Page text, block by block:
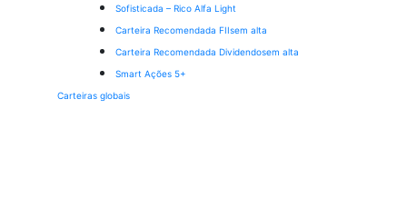
Sofisticada – Rico Alfa Light
Carteira Recomendada FIIsem alta
Carteira Recomendada Dividendosem alta
Smart Ações 5+
Carteiras globais